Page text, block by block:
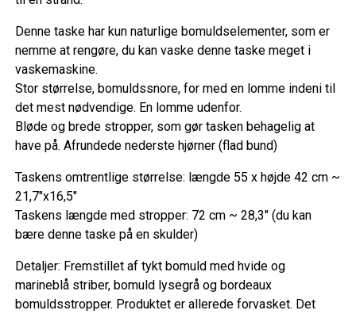
Denne taske har kun naturlige bomuldselementer, som er
nemme at rengøre, du kan vaske denne taske meget i
vaskemaskine.
Stor størrelse, bomuldssnore, for med en lomme indeni til
det mest nødvendige. En lomme udenfor.
Bløde og brede stropper, som gør tasken behagelig at
have på. Afrundede nederste hjørner (flad bund)
Taskens omtrentlige størrelse: længde 55 x højde 42 cm ~
21,7"x16,5"
Taskens længde med stropper: 72 cm ~ 28,3" (du kan
bære denne taske på en skulder)
Detaljer: Fremstillet af tykt bomuld med hvide og
marineblå striber, bomuld lysegrå og bordeaux
bomuldsstropper. Produktet er allerede forvasket. Det